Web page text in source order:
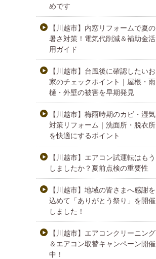
めです
【川越市】内窓リフォームで夏の
暑さ対策！電気代削減＆補助金活
用ガイド
【川越市】台風後に確認したいお
家のチェックポイント｜屋根・雨
樋・外壁の被害を早期発見
【川越市】梅雨時期のカビ・湿気
対策リフォーム｜洗面所・脱衣所
を快適にするポイント
【川越市】エアコン試運転はもう
しましたか？夏前点検の重要性
【川越市】地域の皆さまへ感謝を
込めて「ありがとう祭り」を開催
しました！
【川越市】エアコンクリーニング
＆エアコン取替キャンペーン開催
中！